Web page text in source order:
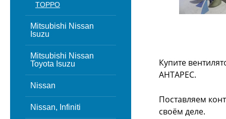
TOPPO
Mitsubishi Nissan
Isuzu
Mitsubishi Nissan
Toyota Isuzu
Nissan
Nissan, Infiniti
Купите
АНТАРЕС.
Поставляем
своём деле.